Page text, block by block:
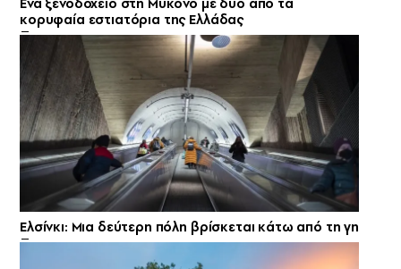
Ενα ξενοδοχείο στη Μύκονο με δύο από τα
κορυφαία εστιατόρια της Ελλάδας
Ελσίνκι: Mια δεύτερη πόλη βρίσκεται κάτω από τη γη